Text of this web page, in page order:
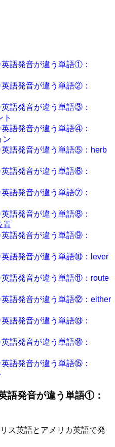
語発音が違う単語①：
語発音が違う単語②：
語発音が違う単語③：
ト
語発音が違う単語④：
ン
語発音が違う単語⑤：herb
語発音が違う単語⑥：
語発音が違う単語⑦：
語発音が違う単語⑧：
置
語発音が違う単語⑨：
英語発音が違う単語⑩：lever
語発音が違う単語⑪：route
語発音が違う単語⑫：either
語発音が違う単語⑬：
語発音が違う単語⑭：
語発音が違う単語⑮：
語発音が違う単語①：
ス英語とアメリカ英語で発